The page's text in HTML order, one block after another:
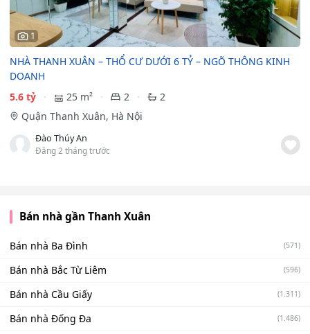
1
NHÀ THANH XUÂN – THỔ CƯ DƯỚI 6 TỶ – NGÕ THÔNG KINH
DOANH
5.6 tỷ
25 m² 2
2
Quận Thanh Xuân, Hà Nội
Đào Thúy An
Đăng 2 tháng trước
Bán nhà gần Thanh Xuân
Bán nhà Ba Đình (571)
Bán nhà Bắc Từ Liêm (596)
Bán nhà Cầu Giấy (1.311)
Bán nhà Đống Đa (1.486)